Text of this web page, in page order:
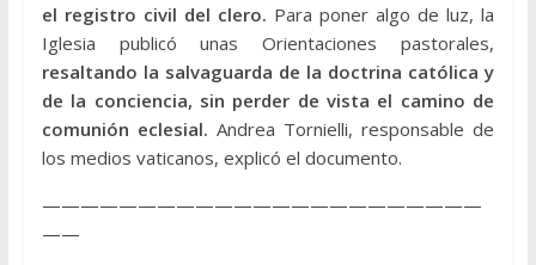
el registro civil del clero. Para poner algo de luz, la
Iglesia publicó unas Orientaciones pastorales,
resaltando la salvaguarda de la doctrina católica y
de la conciencia, sin perder de vista el camino de
comunión eclesial. Andrea Tornielli, responsable de
los medios vaticanos, explicó el documento.
———————————————————————
——